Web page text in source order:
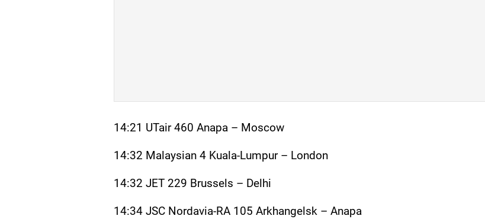
14:21 UTair 460 Anapa – Moscow
14:32 Malaysian 4 Kuala-Lumpur – London
14:32 JET 229 Brussels – Delhi
14:34 JSC Nordavia-RA 105 Arkhangelsk – Anapa